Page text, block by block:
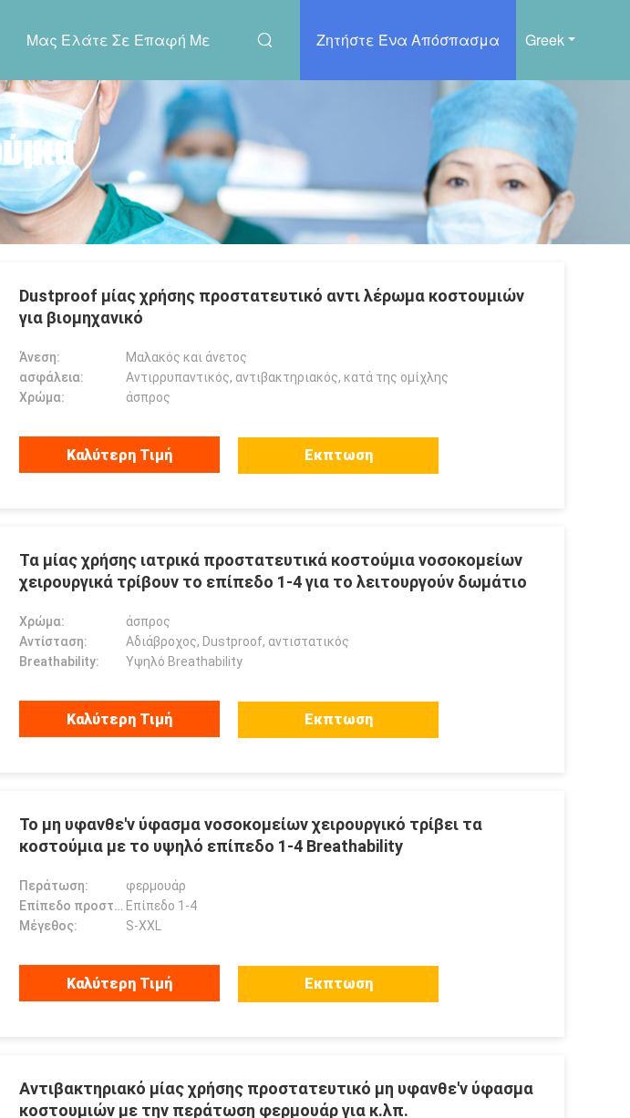
Greek
Ζητήστε Ένα Απόσπασμα
Μας Ελάτε Σε Επαφή Με
Dustproof μίας χρήσης προστατευτικό αντι λέρωμα κοστουμιών
για βιομηχανικό
Άνεση:
Μαλακός και άνετος
ασφάλεια:
Αντιρρυπαντικός, αντιβακτηριακός, κατά της ομίχλης
Χρώμα:
άσπρος
Καλύτερη Τιμή Εκπτωση
Τα μίας χρήσης ιατρικά προστατευτικά κοστούμια νοσοκομείων
χειρουργικά τρίβουν το επίπεδο 1-4 για το λειτουργούν δωμάτιο
Χρώμα:
άσπρος
Αντίσταση:
Αδιάβροχος, Dustproof, αντιστατικός
Breathability:
Υψηλό Breathability
Καλύτερη Τιμή Εκπτωση
Το μη υφανθε'ν ύφασμα νοσοκομείων χειρουργικό τρίβει τα
κοστούμια με το υψηλό επίπεδο 1-4 Breathability
Περάτωση:
φερμουάρ
Επίπεδο προστασίας: Επίπεδο 1-4
Μέγεθος:
S-XXL
Καλύτερη Τιμή Εκπτωση
Αντιβακτηριακό μίας χρήσης προστατευτικό μη υφανθε'ν ύφασμα
κοστουμιών με την περάτωση φερμουάρ για κ.λπ.